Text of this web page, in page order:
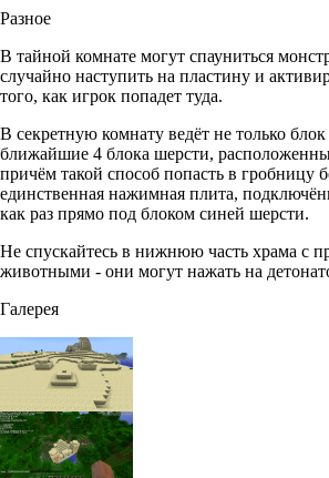
Разное
В тайной комнате могут спауниться
случайно наступить на пластину и
того, как игрок попадет туда.
В секретную комнату ведёт не только
ближайшие 4 блока шерсти,
причём такой способ попасть в гробницу
единственная нажимная плита,
как раз прямо под блоком синей шерсти.
Не спускайтесь в нижнюю часть храма с
животными - они могут нажать на
Галерея